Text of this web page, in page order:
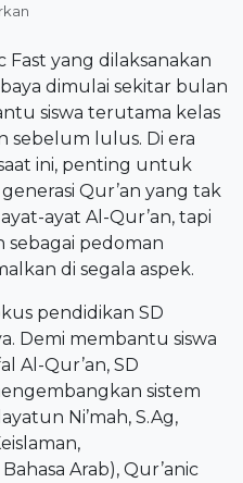
Fast yang dilaksanakan
dimulai sekitar bulan
siswa terutama kelas
sebelum lulus. Di era
ini, penting untuk
Qur’an yang tak
ayat Al-Qur’an, tapi
sebagai pedoman
di segala aspek.
pendidikan SD
Demi membantu siswa
Al-Qur’an, SD
sistem
Ni’mah, S.Ag,
Arab), Qur’anic